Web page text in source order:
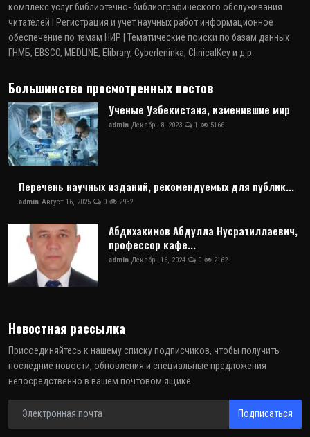
комплекс услуг библиотечно- библиографического обслуживания
читателей | Регистрация и учет научных работ информационное
обеспечение по темам НИР | Тематические поиски по базам данных
ГНМБ, EBSCO, MEDLINE, Elibrary, Cyberleninka, ClinicalKey и д.р.
Большинство просмотренных постов
Ученые Узбекистана, изменившие мир
admin Декабрь 8, 2023 1 5166
Перечень научных изданий, рекомендуемых для публик...
admin Август 16, 2025 0 2952
Абдихакимов Абдулла Нусратиллаевич,
профессор кафе...
admin Декабрь 16, 2024 0 2162
Новостная рассылка
Присоединяйтесь к нашему списку подписчиков, чтобы получить
последние новости, обновления и специальные предложения
непосредственно в вашем почтовом ящике
Подписаться